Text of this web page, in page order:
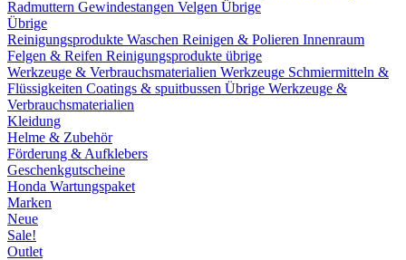
Radmuttern Gewindestangen Velgen Übrige
Übrige
Reinigungsprodukte Waschen Reinigen & Polieren Innenraum
Felgen & Reifen Reinigungsprodukte übrige
Werkzeuge & Verbrauchsmaterialien Werkzeuge Schmiermitteln &
Flüssigkeiten Coatings & spuitbussen Übrige Werkzeuge &
Verbrauchsmaterialien
Kleidung
Helme & Zubehör
Förderung & Aufklebers
Geschenkgutscheine
Honda Wartungspaket
Marken
Neue
Sale!
Outlet